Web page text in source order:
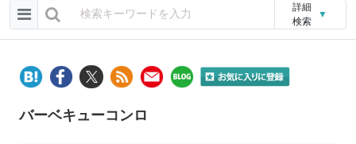
詳細
検索
▼
バーベキューコンロ